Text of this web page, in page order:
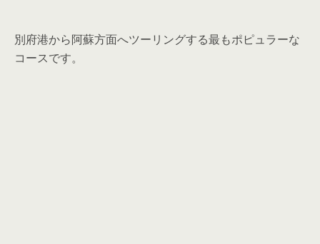
別府港から阿蘇方面へツーリングする最もポピュラーな
コースです。